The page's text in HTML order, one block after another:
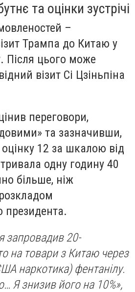
та оцінки зустрічі
–
Трампа до Китаю у
Після цього може
візит Сі Цзіньпіна
переговори,
та зазначивши,
12 за шкалою від
одну годину 40
більше, ніж
президента.
запровадив 20-
на товари з Китаю через
наркотика) фентанілу.
Я знизив його на 10%»,